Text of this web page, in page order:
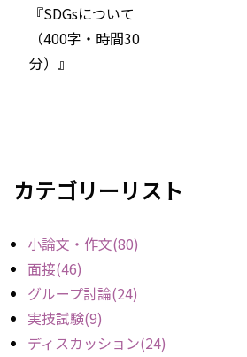
『SDGsについて
（400字・時間30
分）』
カテゴリーリスト
小論文・作文(80)
面接(46)
グループ討論(24)
実技試験(9)
ディスカッション(24)